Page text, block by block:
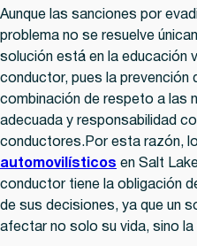
Aunque las sanciones por
problema no se resuelve
solución está en la educación
conductor, pues la prevención
combinación de respeto a las
adecuada y responsabilidad
conductores.Por esta razón,
automovilísticos en Salt
conductor tiene la obligación
de sus decisiones, ya que un
afectar no solo su vida, sino